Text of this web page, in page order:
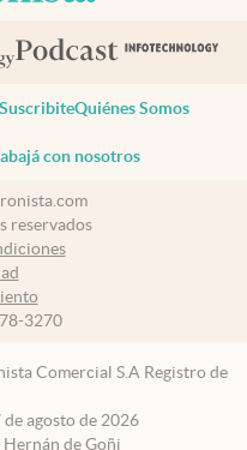
SuscribiteQuiénes Somos
con nosotros
reservados
3270
Comercial S.A Registro de
agosto de 2026
de Goñi